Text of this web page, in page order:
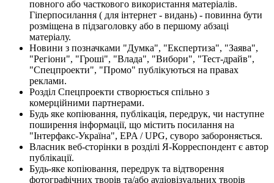
повного або часткового використання матеріалів.
Гіперпосилання ( для інтернет - видань) - повинна бути
розміщена в підзаголовку або в першому абзаці
матеріалу.
Новини з позначками "Думка", "Експертиза", "Заява",
"Регіони", "Гроші", "Влада", "Вибори", "Тест-драйв",
"Спецпроекти", "Промо" публікуються на правах
реклами.
Розділ Спецпроекти створюється спільно з
комерційними партнерами.
Будь яке копіювання, публікація, передрук, чи наступне
поширення інформації, що містить посилання на
"Інтерфакс-Україна", EPA / UPG, суворо забороняється.
Власник веб-сторінки в розділі Я-Корреспондент є автор
публікації.
Будь-яке копіювання, передрук та відтворення
фотографічних творів та/або аудіовізуальних творів